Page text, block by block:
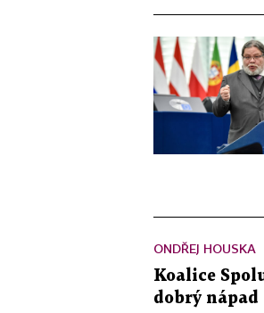
ONDŘEJ HOUSKA
Koalice
dobrý nápad